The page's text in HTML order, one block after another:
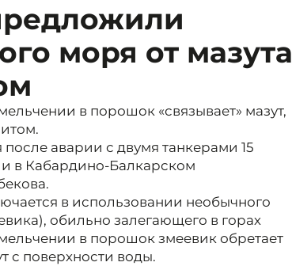
моря от мазута
в порошок «связывает» мазут,
аварии с двумя танкерами 15
в Кабардино-Балкарском
в использовании необычного
обильно залегающего в горах
в порошок змеевик обретает
с поверхности воды.